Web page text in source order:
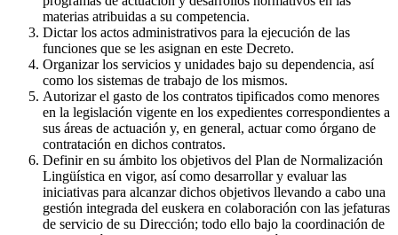
materias atribuidas a su competencia.
Dictar los actos administrativos para la ejecución de las
funciones que se les asignan en este Decreto.
Organizar los servicios y unidades bajo su dependencia, así
como los sistemas de trabajo de los mismos.
Autorizar el gasto de los contratos tipificados como menores
en la legislación vigente en los expedientes correspondientes a
sus áreas de actuación y, en general, actuar como órgano de
contratación en dichos contratos.
Definir en su ámbito los objetivos del Plan de Normalización
Lingüística en vigor, así como desarrollar y evaluar las
iniciativas para alcanzar dichos objetivos llevando a cabo una
gestión integrada del euskera en colaboración con las jefaturas
de servicio de su Dirección; todo ello bajo la coordinación de